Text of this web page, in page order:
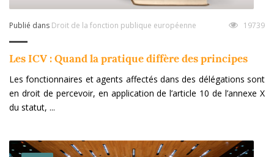
Publié dans Droit de la fonction publique européenne 19739
Les ICV : Quand la pratique diffère des principes
Les fonctionnaires et agents affectés dans des délégations sont
en droit de percevoir, en application de l’article 10 de l’annexe X
du statut, ...